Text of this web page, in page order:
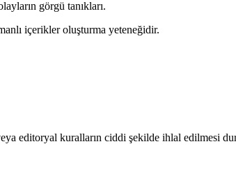
görgü tanıkları.
içerikler oluşturma yeteneğidir.
editoryal kuralların ciddi şekilde ihlal edilmesi